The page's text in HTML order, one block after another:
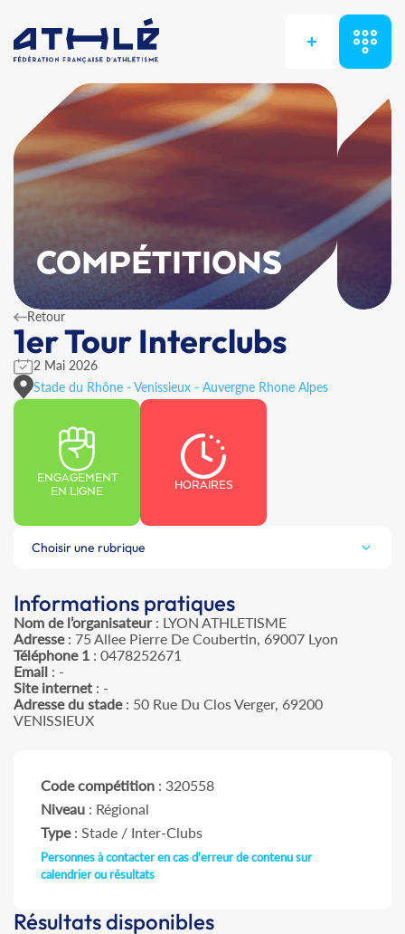
+
COMPÉTITIONS
Retour
1er Tour Interclubs
2 Mai 2026
Stade du Rhône - Venissieux - Auvergne Rhone Alpes
ENGAGEMENT
EN LIGNE
HORAIRES
Choisir une rubrique
Informations pratiques
Nom de l’organisateur: LYON ATHLETISME
Adresse: 75 Allee Pierre De Coubertin, 69007 Lyon
Téléphone 1 : 0478252671
Email : -
Site internet : -
Adresse du stade: 50 Rue Du Clos Verger, 69200
VENISSIEUX
Code compétition : 320558
Niveau : Régional
Type: Stade / Inter-Clubs
Personnes à contacter en cas d'erreur de contenu sur
calendrier ou résultats
Résultats disponibles